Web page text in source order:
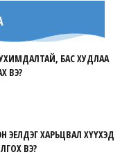
БАС ХУДЛАА
ВЭ?
ЭЕЛДЭГ ХАРЬЦВАЛ ХҮҮХЭД
ВЭ?